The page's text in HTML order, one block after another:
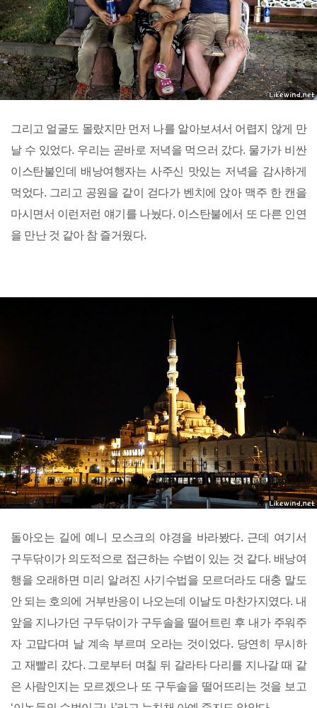
그리고 얼굴도 몰랐지만 먼저 나를 알아보셔서 어렵지 않게 만
날 수 있었다. 우리는 곧바로 저녁을 먹으러 갔다. 물가가 비싼
이스탄불인데 배낭여행자는 사주신 맛있는 저녁을 감사하게
먹었다. 그리고 공원을 같이 걷다가 벤치에 앉아 맥주 한 캔을
마시면서 이런저런 얘기를 나눴다. 이스탄불에서 또 다른 인연
을 만난 것 같아 참 즐거웠다.
돌아오는 길에 예니 모스크의 야경을 바라봤다. 근데 여기서
구두닦이가 의도적으로 접근하는 수법이 있는 것 같다. 배낭여
행을 오래하면 미리 알려진 사기수법을 모르더라도 대충 말도
안 되는 호의에 거부반응이 나오는데 이날도 마찬가지였다. 내
앞을 지나가던 구두닦이가 구두솔을 떨어트린 후 내가 주워주
자 고맙다며 날 계속 부르며 오라는 것이었다. 당연히 무시하
고 재빨리 갔다. 그로부터 며칠 뒤 갈라타 다리를 지나갈 때 같
은 사람인지는 모르겠으나 또 구두솔을 떨어뜨리는 것을 보고